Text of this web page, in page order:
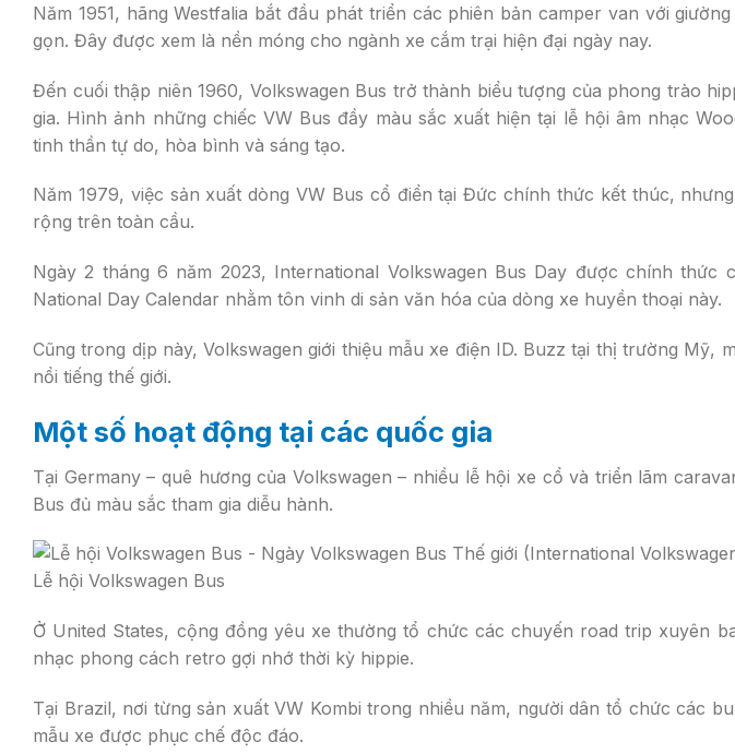
Năm 1951, hãng Westfalia bắt đầu phát triển các phiên bản camper van với
gọn. Đây được xem là nền móng cho ngành xe cắm trại hiện đại ngày nay.
Đến cuối thập niên 1960, Volkswagen Bus trở thành biểu tượng của phong trào
gia. Hình ảnh những chiếc VW Bus đầy màu sắc xuất hiện tại lễ hội âm nhạc
tinh thần tự do, hòa bình và sáng tạo.
Năm 1979, việc sản xuất dòng VW Bus cổ điển tại Đức chính thức kết thúc,
rộng trên toàn cầu.
Ngày 2 tháng 6 năm 2023, International Volkswagen Bus Day được chính thức
National Day Calendar nhằm tôn vinh di sản văn hóa của dòng xe huyền thoại này.
Cũng trong dịp này, Volkswagen giới thiệu mẫu xe điện ID. Buzz tại thị trường Mỹ,
nổi tiếng thế giới.
Một số hoạt động tại các quốc gia
Tại Germany – quê hương của Volkswagen – nhiều lễ hội xe cổ và triển lãm
Bus đủ màu sắc tham gia diễu hành.
Lễ hội Volkswagen Bus
Ở United States, cộng đồng yêu xe thường tổ chức các chuyến road trip xuyên
nhạc phong cách retro gợi nhớ thời kỳ hippie.
Tại Brazil, nơi từng sản xuất VW Kombi trong nhiều năm, người dân tổ chức các
mẫu xe được phục chế độc đáo.